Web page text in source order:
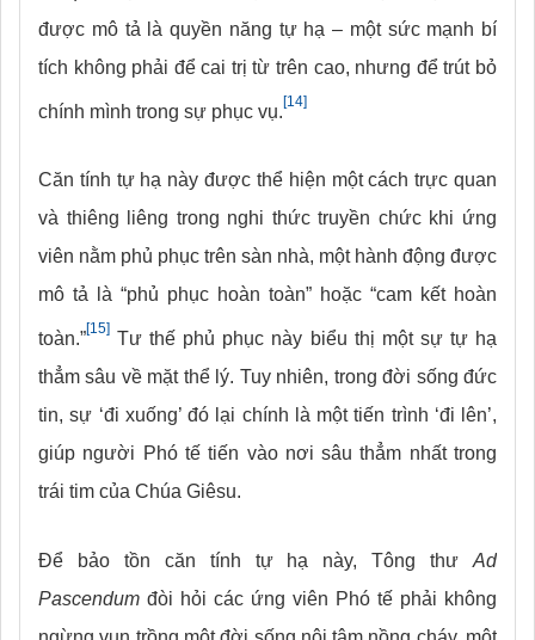
được mô tả là quyền năng tự hạ – một sức mạnh bí
tích không phải để cai trị từ trên cao, nhưng để trút bỏ
chính mình trong sự phục vụ.[14]
Căn tính tự hạ này được thể hiện một cách trực quan
và thiêng liêng trong nghi thức truyền chức khi ứng
viên nằm phủ phục trên sàn nhà, một hành động được
mô tả là “phủ phục hoàn toàn” hoặc “cam kết hoàn
toàn.”[15] Tư thế phủ phục này biểu thị một sự tự hạ
thẳm sâu về mặt thể lý. Tuy nhiên, trong đời sống đức
tin, sự ‘đi xuống’ đó lại chính là một tiến trình ‘đi lên’,
giúp người Phó tế tiến vào nơi sâu thẳm nhất trong
trái tim của Chúa Giêsu.
Để bảo tồn căn tính tự hạ này, Tông thư Ad
Pascendum đòi hỏi các ứng viên Phó tế phải không